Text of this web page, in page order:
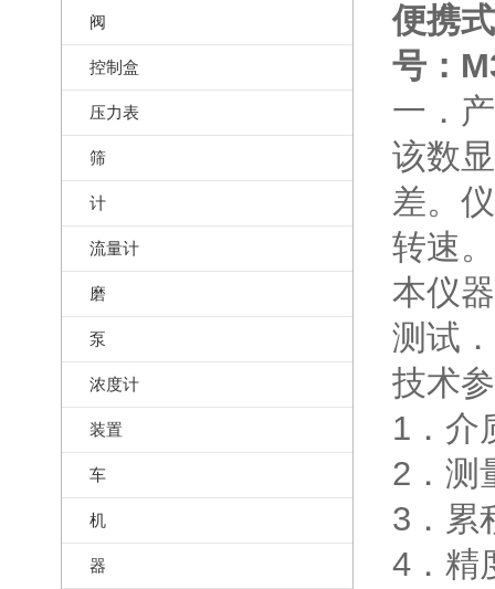
阀
控制盒
压力表
筛
计
流量计
磨
泵
浓度计
装置
车
机
器
便携
号：
一．
该数
差。
转速
本仪
测试．
技术
1．介
2．测
3．累
4．精